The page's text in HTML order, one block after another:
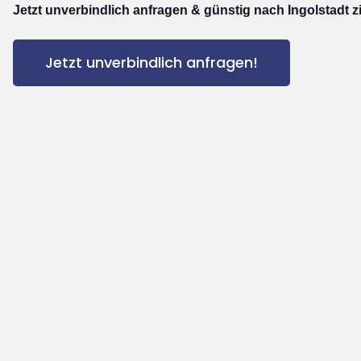
Jetzt unverbindlich anfragen & günstig nach Ingolstadt
Jetzt unverbindlich anfragen!